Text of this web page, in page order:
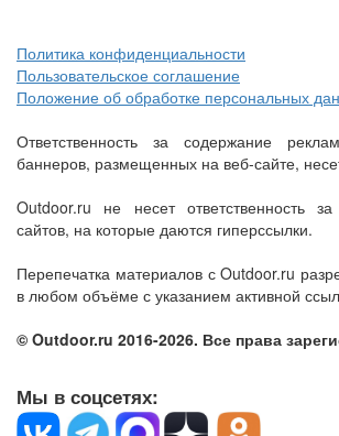
Политика конфиденциальности
Пользовательское соглашение
Положение об обработке персональных
Ответственность за содержание
баннеров, размещенных на веб-сайте,
Outdoor.ru не несет ответственность
сайтов, на которые даются гиперссылки.
Перепечатка материалов с Outdoor.ru
в любом объёме с указанием активной
© Outdoor.ru 2016-2026. Все права
Мы в соцсетях: